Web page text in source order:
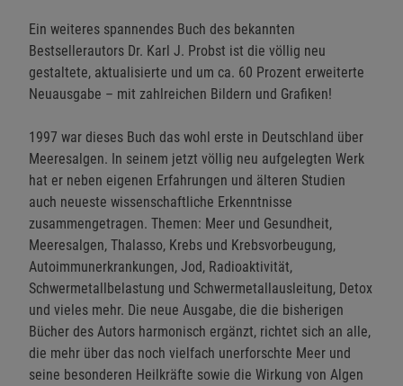
Ein weiteres spannendes Buch des bekannten
Bestsellerautors Dr. Karl J. Probst ist die völlig neu
gestaltete, aktualisierte und um ca. 60 Prozent erweiterte
Neuausgabe – mit zahlreichen Bildern und Grafiken!
1997 war dieses Buch das wohl erste in Deutschland über
Meeresalgen. In seinem jetzt völlig neu aufgelegten Werk
hat er neben eigenen Erfahrungen und älteren Studien
auch neueste wissenschaftliche Erkenntnisse
zusammengetragen. Themen: Meer und Gesundheit,
Meeresalgen, Thalasso, Krebs und Krebsvorbeugung,
Autoimmunerkrankungen, Jod, Radioaktivität,
Schwermetallbelastung und Schwermetallausleitung, Detox
und vieles mehr. Die neue Ausgabe, die die bisherigen
Bücher des Autors harmonisch ergänzt, richtet sich an alle,
die mehr über das noch vielfach unerforschte Meer und
seine besonderen Heilkräfte sowie die Wirkung von Algen